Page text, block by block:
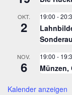
OKT.
2
19:00 -
NOV.
6
19:00 -
Münzen,
Kalender anzeigen